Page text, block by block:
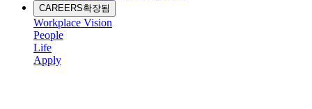
CAREERS확장됨
Workplace Vision
People
Life
Apply